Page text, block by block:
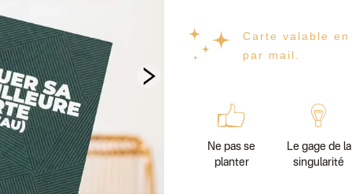
Carte valable
par mail.
Ne pas se
planter
Le gage de la
singularité